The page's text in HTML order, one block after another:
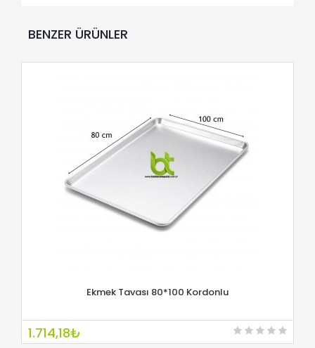
BENZER ÜRÜNLER
İNCELE
Ekmek Tavası 80*100 Kordonlu
1.714,18₺